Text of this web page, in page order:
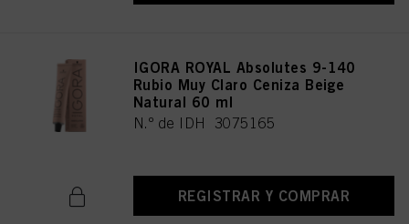
IGORA ROYAL Absolutes 9-140
Rubio Muy Claro Ceniza Beige
Natural 60 ml
N.º de IDH 3075165
REGISTRAR Y COMPRAR